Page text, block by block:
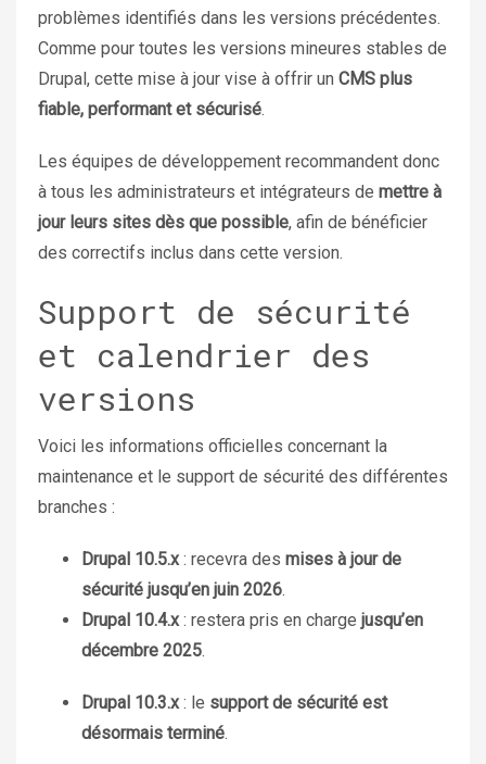
problèmes identifiés dans les versions précédentes.
Comme pour toutes les versions mineures stables de
Drupal, cette mise à jour vise à offrir un CMS plus
fiable, performant et sécurisé.
Les équipes de développement recommandent donc
à tous les administrateurs et intégrateurs de mettre à
jour leurs sites dès que possible, afin de bénéficier
des correctifs inclus dans cette version.
Support de sécurité
et calendrier des
versions
Voici les informations officielles concernant la
maintenance et le support de sécurité des différentes
branches :
Drupal 10.5.x: recevra des mises à jour de
sécurité jusqu’en juin 2026.
Drupal 10.4.x: restera pris en charge jusqu’en
décembre 2025.
Drupal 10.3.x: le support de sécurité est
désormais terminé.